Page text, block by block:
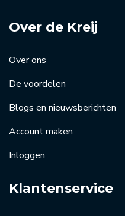
Over de Kreij
Over ons
De voordelen
Blogs en nieuwsberichten
Account maken
Inloggen
Klantenservice